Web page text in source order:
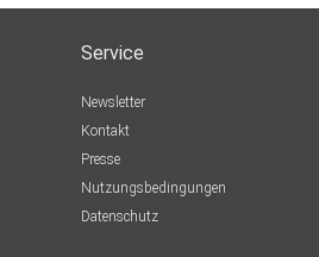
Service
Newsletter
Kontakt
Presse
Nutzungsbedingungen
Datenschutz